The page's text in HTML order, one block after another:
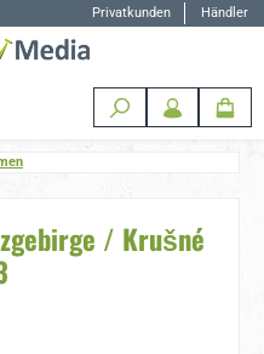
Privatkunden Händler
/ Krušné